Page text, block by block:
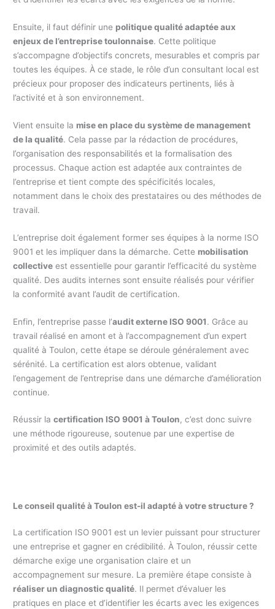
Ensuite, il faut définir une politique qualité adaptée aux
enjeux de l’entreprise toulonnaise. Cette politique
s’accompagne d’objectifs concrets, mesurables et compris par
toutes les équipes. À ce stade, le rôle d’un consultant local est
précieux pour proposer des indicateurs pertinents, liés à
l’activité et à son environnement.
Vient ensuite la mise en place du système de management
de la qualité. Cela passe par la rédaction de procédures,
l’organisation des responsabilités et la formalisation des
processus. Chaque action est adaptée aux contraintes de
l’entreprise et tient compte des spécificités locales,
notamment dans le choix des prestataires ou des méthodes de
travail.
L’entreprise doit également former ses équipes à la norme ISO
9001 et les impliquer dans la démarche. Cette mobilisation
collective est essentielle pour garantir l’efficacité du système
qualité. Des audits internes sont ensuite réalisés pour vérifier
la conformité avant l’audit de certification.
Enfin, l’entreprise passe l’audit externe ISO 9001. Grâce au
travail réalisé en amont et à l’accompagnement d’un expert
qualité à Toulon, cette étape se déroule généralement avec
sérénité. La certification est alors obtenue, validant
l’engagement de l’entreprise dans une démarche d’amélioration
continue.
Réussir lacertification ISO 9001 à Toulon, c’est donc suivre
une méthode rigoureuse, soutenue par une expertise de
proximité et des outils adaptés.
Le conseil qualité à Toulon est-il adapté à votre structure ?
La certification ISO 9001 est un levier puissant pour structurer
une entreprise et gagner en crédibilité. À Toulon, réussir cette
démarche exige une organisation claire et un
accompagnement sur mesure. La première étape consiste à
réaliser un diagnostic qualité. Il permet d’évaluer les
pratiques en place et d’identifier les écarts avec les exigences